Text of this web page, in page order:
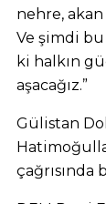
nehre, akan
Ve şimdi
ki halkın
aşacağız.”
Gülistan
çağrısında